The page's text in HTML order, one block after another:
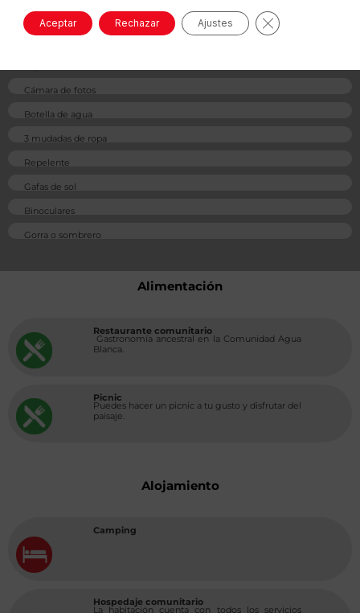
Protector solar
Cámara de fotos
Botella de agua
3 mudadas de ropa
Repelente
Gafas de sol
Binoculares
Gorra o sombrero
Alimentación
Restaurante comunitario
Gastronomía ancestral en la Comunidad Agua
Blanca.
Picnic
Puedes hacer un picnic a tu gusto y disfrutar del
paisaje.
Alojamiento
Camping
Hospedaje comunitario
La habitación cuenta con todos los servicios
Aceptar Rechazar Ajustes Cerrar el